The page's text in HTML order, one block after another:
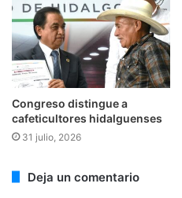
Congreso distingue a
cafeticultores hidalguenses
31 julio, 2026
Deja un comentario